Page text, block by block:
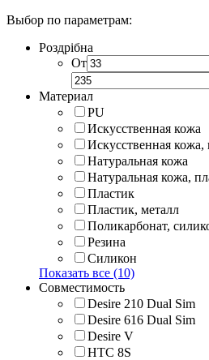
Выбор по параметрам:
Роздрібна
От
Материал
PU
Искусственная кожа
Искусственная кожа,
Натуральная кожа
Натуральная кожа,
Пластик
Пластик, металл
Поликарбонат,
Резина
Силикон
Показать все (10)
Совместимость
Desire 210 Dual Sim
Desire 616 Dual Sim
Desire V
HTC 8S